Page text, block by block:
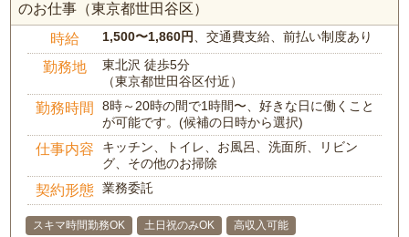
のお仕事（東京都世田谷区）
時給 1,500〜1,860円、交通費支給、前払い制度あり
勤務地
東北沢 徒歩5分
（東京都世田谷区付近）
勤務時間
8時～20時の間で1時間〜、好きな日に働くこと
が可能です。(候補の日時から選択)
仕事内容
キッチン、トイレ、お風呂、洗面所、リビン
グ、その他のお掃除
契約形態 業務委託
スキマ時間勤務OK 土日祝のみOK
高収入可能